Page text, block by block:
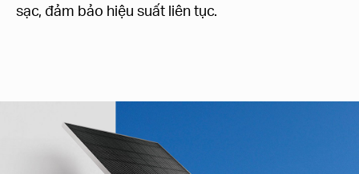
sạc, đảm bảo hiệu suất liên tục.